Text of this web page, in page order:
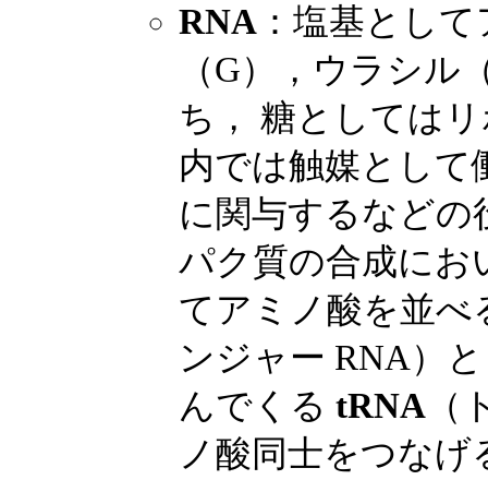
RNA：塩基とし
（G），ウラシル
ち， 糖としては
内では触媒として
に関与するなどの
パク質の合成にお
てアミノ酸を並
ンジャー RNA）
んでくる tRNA（
ノ酸同士をつな